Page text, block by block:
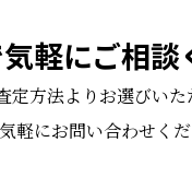
気軽にご相談
定方法よりお選びいた
軽にお問い合わせくだ